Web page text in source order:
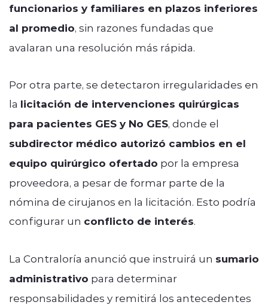
funcionarios y familiares en plazos inferiores
al promedio, sin razones fundadas que
avalaran una resolución más rápida.
Por otra parte, se detectaron irregularidades en
la licitación de intervenciones quirúrgicas
para pacientes GES y No GES, donde el
subdirector médico autorizó cambios en el
equipo quirúrgico ofertado por la empresa
proveedora, a pesar de formar parte de la
nómina de cirujanos en la licitación. Esto podría
configurar un conflicto de interés.
La Contraloría anunció que instruirá un sumario
administrativo para determinar
responsabilidades y remitirá los antecedentes